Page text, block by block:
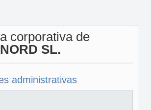
corporativa de
SL.
administrativas